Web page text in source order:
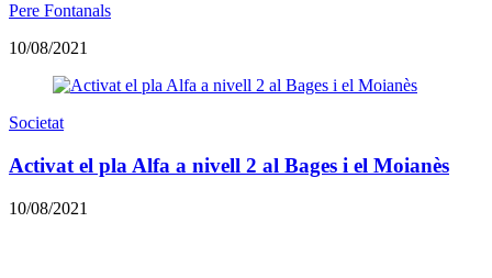
Pere Fontanals
10/08/2021
Societat
Activat el pla Alfa a nivell 2 al Bages i el Moianès
10/08/2021